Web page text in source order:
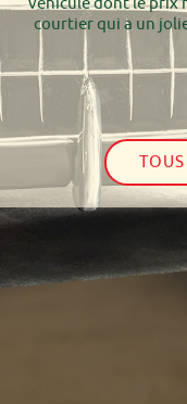
courtier qui a un